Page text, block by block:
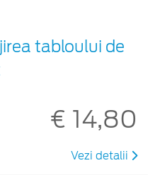
tabloului de
€ 14,80
Vezi detalii